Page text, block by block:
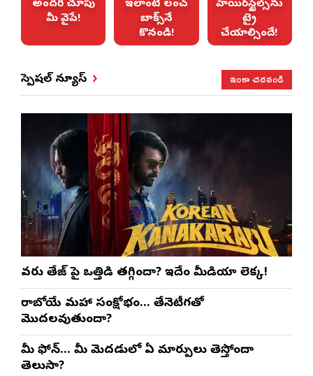
అందరి చూపు
మీ వైపే!
ఇలాంటి లంచ్
బాక్స్‌నే
కొనండి!
హెయిర్‌స్టైల్స్‌ను
ట్రై
చేయాల్సిందే!
స్పెషల్ న్యూస్ ఇంకా చదవండి
వరుణ్ తేజ్‌ పై ఒత్తిడి తగ్గిందా? ఇదేం మీడియా లెక్క!
రాబోయే మహా సంక్షోభం… తేనెటీగతో
మొదలవుతుందా?
మీ ఫోన్… మీ మెదడులో ఏ మార్పులు తెస్తోందా
తెలుసా?